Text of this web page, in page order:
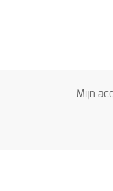
Mijn